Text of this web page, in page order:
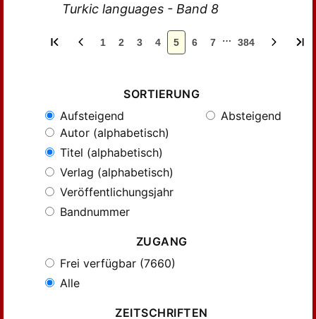
Turkic languages - Band 8
1 2 3 4 5 6 7 … 384
SORTIERUNG
Aufsteigend
Absteigend
Autor (alphabetisch)
Titel (alphabetisch)
Verlag (alphabetisch)
Veröffentlichungsjahr
Bandnummer
ZUGANG
Frei verfügbar (7660)
Alle
ZEITSCHRIFTEN